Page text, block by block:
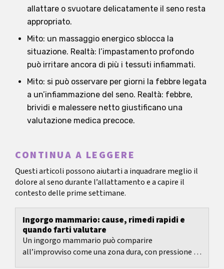
allattare o svuotare delicatamente il seno resta
appropriato.
Mito: un massaggio energico sblocca la
situazione. Realtà: l’impastamento profondo
può irritare ancora di più i tessuti infiammati.
Mito: si può osservare per giorni la febbre legata
a un’infiammazione del seno. Realtà: febbre,
brividi e malessere netto giustificano una
valutazione medica precoce.
CONTINUA A LEGGERE
Questi articoli possono aiutarti a inquadrare meglio il
dolore al seno durante l’allattamento e a capire il
contesto delle prime settimane.
Ingorgo mammario: cause, rimedi rapidi e
quando farti valutare
Un ingorgo mammario può comparire
all’improvviso come una zona dura, con pressione e